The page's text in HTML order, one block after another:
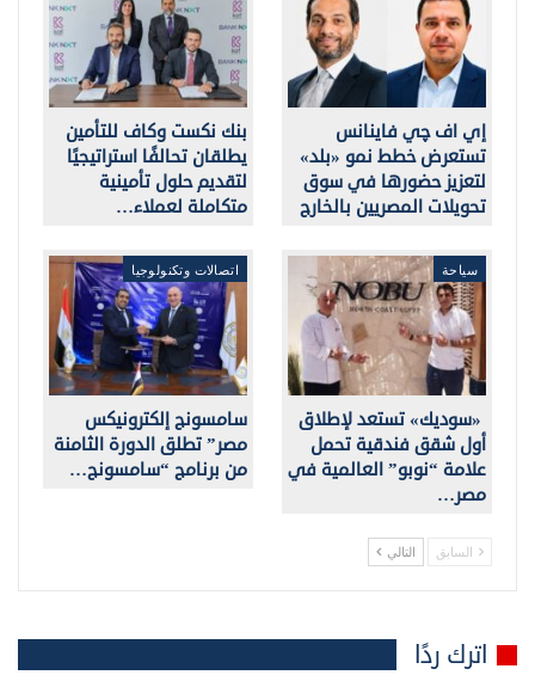
إي اف چي فاينانس
تستعرض خطط نمو «بلد»
لتعزيز حضورها في سوق
تحويلات المصريين بالخارج
بنك نكست وكاف للتأمين
يطلقان تحالفًا استراتيجيًا
لتقديم حلول تأمينية
متكاملة لعملاء…
سياحة
«سوديك» تستعد لإطلاق
أول شقق فندقية تحمل
علامة “نوبو” العالمية في
مصر…
اتصالات وتكنولوجيا
سامسونج إلكترونيكس
مصر” تطلق الدورة الثامنة
من برنامج “سامسونج…
السابق التالي
اترك ردًا